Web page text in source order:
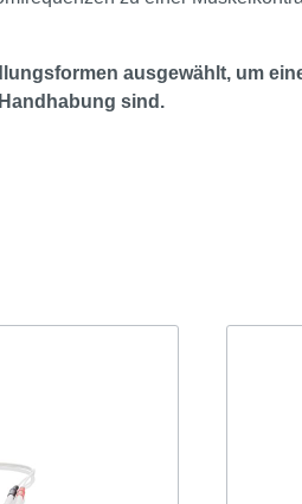
ausgewählt, um
sind.